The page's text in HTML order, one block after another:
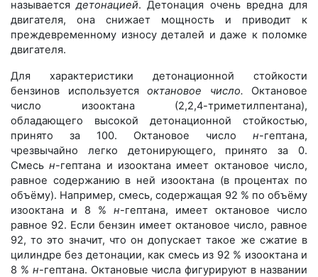
называетсядетонацией. Детонация очень вредна для
двигателя, она снижает мощность и приводит к
преждевременному износу деталей и даже к поломке
двигателя.
Для характеристики детонационной стойкости
бензинов используется октановое число. Октановое
число изооктана (2,2,4-триметилпентана),
обладающего высокой детонационной стойкостью,
принято за 100. Октановое число н-гептана,
чрезвычайно легко детонирующего, принято за 0.
Смесьн-гептана и изооктана имеет октановое число,
равное содержанию в ней изооктана (в процентах по
объёму). Например, смесь, содержащая 92 % по объёму
изооктана и 8 % н-гептана, имеет октановое число
равное 92. Если бензин имеет октановое число, равное
92, то это значит, что он допускает такое же сжатие в
цилиндре без детонации, как смесь из 92 % изооктана и
8 % н-гептана. Октановые числа фигурируют в названии